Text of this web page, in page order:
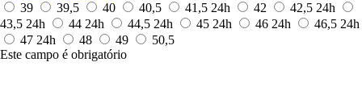
39
39,5 40 40,5 41,5 24h 42 42,5 24h
43,5 24h 44 24h 44,5 24h 45 24h 46 24h 46,5 24h
47 24h 48 49
50,5
Este campo é obrigatório